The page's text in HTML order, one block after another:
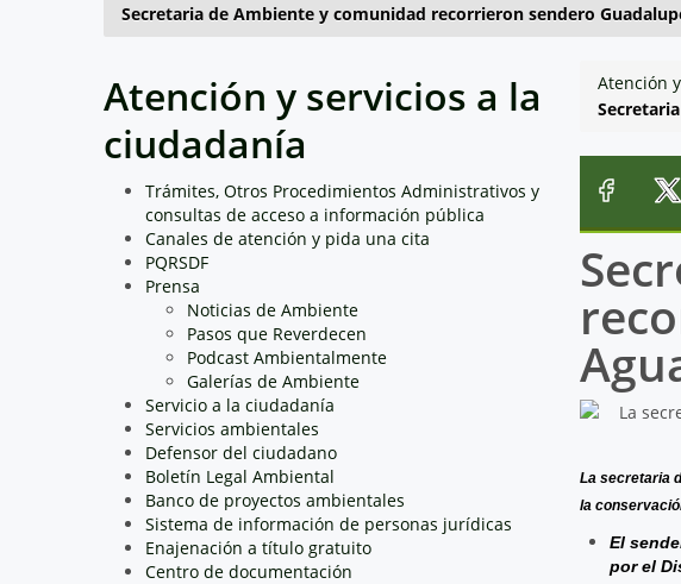
Secretaria de Ambiente y comunidad recorrieron sendero
Atención y servicios a la
ciudadanía
Trámites, Otros Procedimientos Administrativos y
consultas de acceso a información pública
Canales de atención y pida una cita
PQRSDF
Prensa
Noticias de Ambiente
Pasos que Reverdecen
Podcast Ambientalmente
Galerías de Ambiente
Servicio a la ciudadanía
Servicios ambientales
Defensor del ciudadano
Boletín Legal Ambiental
Banco de proyectos ambientales
Sistema de información de personas jurídicas
Enajenación a título gratuito
Centro de documentación
Atención
La secretaria
la
El
por el